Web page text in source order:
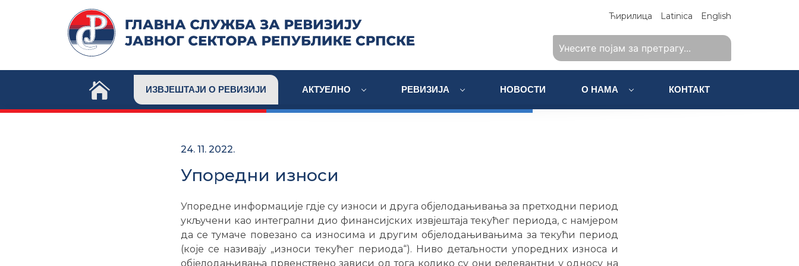
Ћирилица Latinica English
ИЗВЈЕШТАЈИ О РЕВИЗИЈИ АКТУЕЛНО РЕВИЗИЈА НОВОСТИ О НАМА КОНТАКТ
24. 11. 2022.
Упоредни износи
Упоредне информације гдје су износи и друга објелодањивања за претходни период
укључени као интегрални дио финансијских извјештаја текућег периода, с намјером
да се тумаче повезано са износима и другим објелодањивањима за текући период
(које се називају „износи текућег периода“). Ниво детаљности упоредних износа и
објелодањивања првенствено зависи од тога колико су они релевантни у односу на